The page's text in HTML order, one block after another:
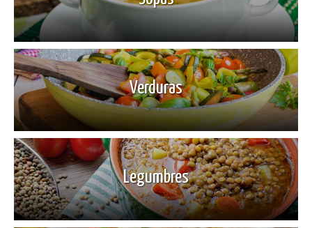
Verduras
Legumbres